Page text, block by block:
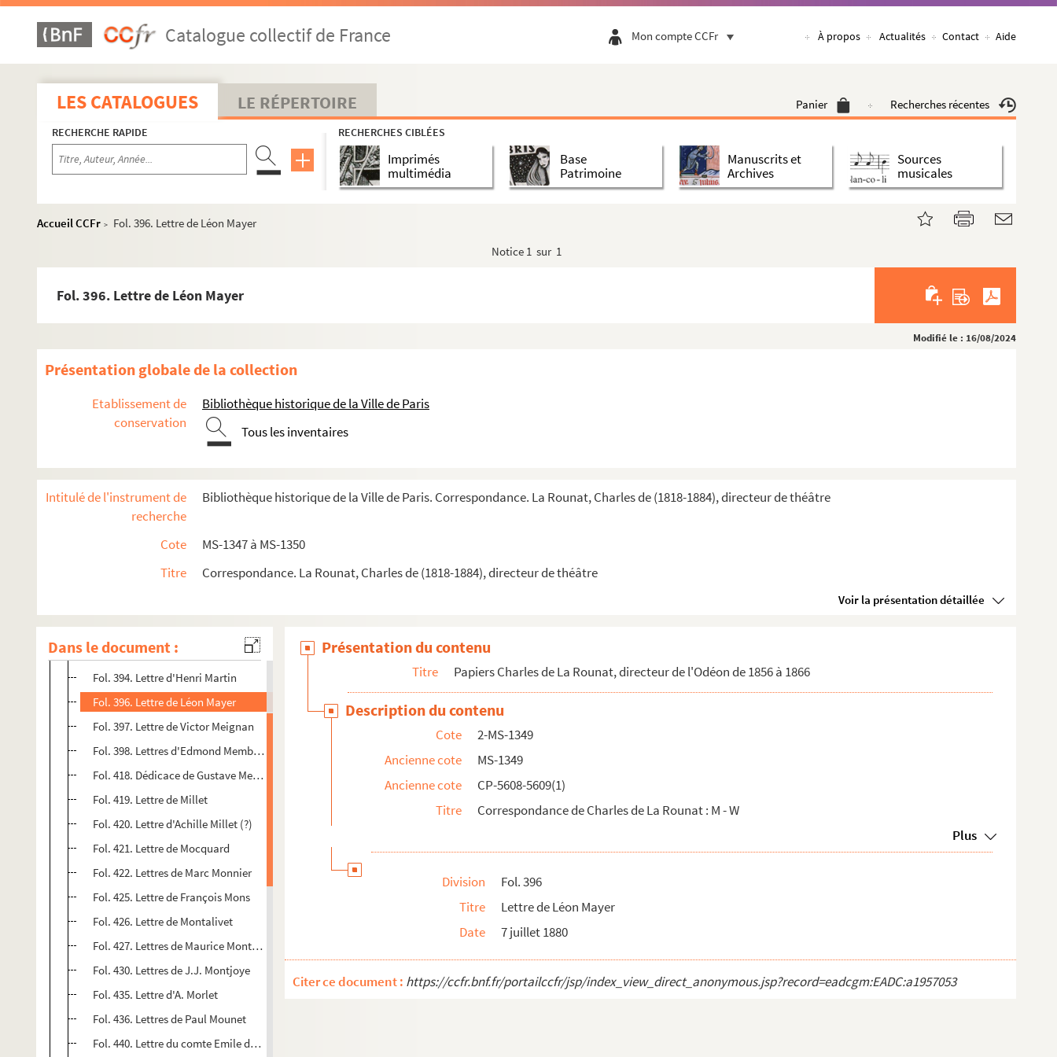
Catalogue collectif de France Mon compte CCFr À propos Actualités Contact Aide
LES CATALOGUES LE RÉPERTOIRE Panier Recherches récentes
RECHERCHE RAPIDE RECHERCHES CIBLÉES
Imprimés
multimédia
Base
Patrimoine
Manuscrits et
Archives
Sources
musicales
Accueil CCFr >
Fol. 396. Lettre de Léon Mayer
Notice 1 sur 1
Fol. 396. Lettre de Léon Mayer
Modifié le : 16/08/2024
Présentation globale de la collection
Etablissement de
conservation
Bibliothèque historique de la Ville de Paris
Tous les inventaires
Intitulé de l'instrument de
recherche
Bibliothèque historique de la Ville de Paris. Correspondance. La Rounat, Charles de (1818-1884), directeur de théâtre
Cote
MS-1347 à MS-1350
Titre
Correspondance. La Rounat, Charles de (1818-1884), directeur de théâtre
Voir la présentation détaillée
Dans le document :
8-MS-1347. Correspondance en majorité adressée à Charles de La Rounat en tant que directeur de l'Odéon, et recu...
Papiers Charles de La Rounat, directeur de l'Odéon de 1856 à 1866
2-MS-1348. Correspondance de Charles de La Rounat : A - L
2-MS-1349. Correspondance de Charles de La Rounat : M - W
Fol. 372. Lettres d'A. Maquet
Fol. 377. Lettres d'Emile Marck
Fol. 394. Lettre d'Henri Martin
Fol. 396. Lettre de Léon Mayer
Fol. 397. Lettre de Victor Meignan
Fol. 398. Lettres d'Edmond Membrée
Fol. 418. Dédicace de Gustave Merlet à Albert Delpit
Fol. 419. Lettre de Millet
Fol. 420. Lettre d'Achille Millet (?)
Fol. 421. Lettre de Mocquard
Fol. 422. Lettres de Marc Monnier
Fol. 425. Lettre de François Mons
Fol. 426. Lettre de Montalivet
Fol. 427. Lettres de Maurice Montégut
Fol. 430. Lettres de J.J. Montjoye
Fol. 435. Lettre d'A. Morlet
Fol. 436. Lettres de Paul Mounet
Fol. 440. Lettre du comte Emile de Najac
Présentation du contenu
Titre Papiers Charles de La Rounat, directeur de l'Odéon de 1856 à 1866
Description du contenu
Cote
2-MS-1349
Ancienne cote
MS-1349
Ancienne cote
CP-5608-5609(1)
Titre
Correspondance de Charles de La Rounat : M - W
Plus
Division
Fol. 396
Titre
Lettre de Léon Mayer
Date
7 juillet 1880
Citer ce document : https://ccfr.bnf.fr/portailccfr/jsp/index_view_direct_anonymous.jsp?record=eadcgm:EADC:a1957053